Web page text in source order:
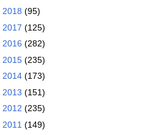
2018 (95)
2017 (125)
2016 (282)
2015 (235)
2014 (173)
2013 (151)
2012 (235)
2011 (149)